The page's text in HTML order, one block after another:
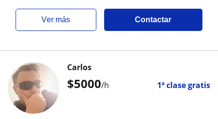
ver más Contactar
$5000/h 1ª clase gratis
Carlos